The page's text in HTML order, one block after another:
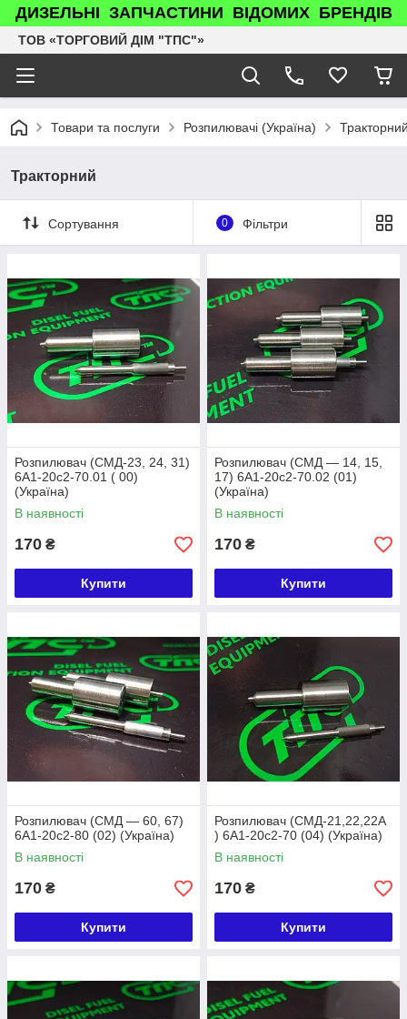
ДИЗЕЛЬНІ ЗАПЧАСТИНИ ВІДОМИХ БРЕНДІВ
ТОВ «ТОРГОВИЙ ДІМ "ТПС"»
Товари та послуги Розпилювачі (Україна)
Тракторний
Сортування 0 Фільтри
Розпилювач (СМД-23, 24, 31)
6А1-20с2-70.01 ( 00)
(Україна)
В наявності
170 ₴
Купити
Розпилювач (СМД — 14, 15,
17) 6А1-20с2-70.02 (01)
(Україна)
В наявності
170 ₴
Купити
Розпилювач (СМД — 60, 67)
6А1-20с2-80 (02) (Україна)
В наявності
170 ₴
Купити
Розпилювач (СМД-21,22,22А
) 6А1-20с2-70 (04) (Україна)
В наявності
170 ₴
Купити